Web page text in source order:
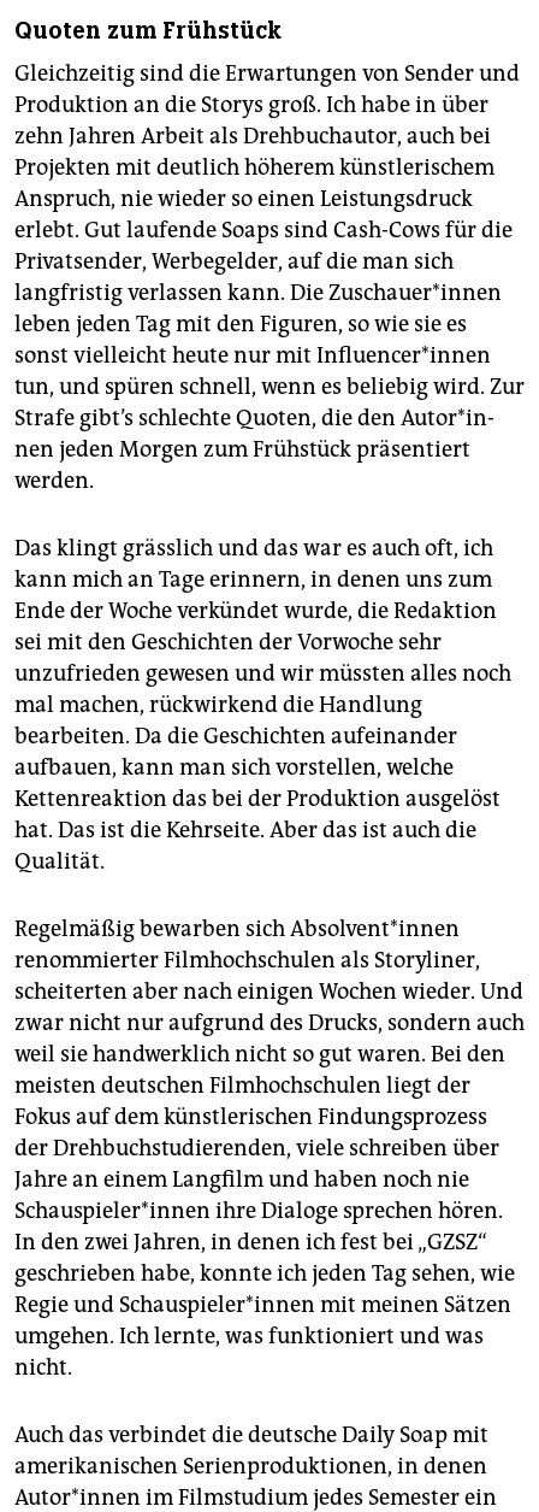
Quoten zum Frühstück
Gleichzeitig sind die Erwartungen von Sender und
Produktion an die Storys groß. Ich habe in über
zehn Jahren Arbeit als Drehbuchautor, auch bei
Projekten mit deutlich höherem künstlerischem
Anspruch, nie wieder so einen Leistungsdruck
erlebt. Gut laufende Soaps sind Cash-Cows für die
Privatsender, Werbegelder, auf die man sich
langfristig verlassen kann. Die Zu­schaue­r*in­nen
leben jeden Tag mit den Figuren, so wie sie es
sonst vielleicht heute nur mit In­flu­en­ce­r*in­nen
tun, und spüren schnell, wenn es beliebig wird. Zur
Strafe gibt’s schlechte Quoten, die den Au­to­r*in­
nen jeden Morgen zum Frühstück präsentiert
werden.
Das klingt grässlich und das war es auch oft, ich
kann mich an Tage erinnern, in denen uns zum
Ende der Woche verkündet wurde, die Redaktion
sei mit den Geschichten der Vorwoche sehr
unzufrieden gewesen und wir müssten alles noch
mal machen, rückwirkend die Handlung
bearbeiten. Da die Geschichten aufeinander
aufbauen, kann man sich vorstellen, welche
Kettenreaktion das bei der Produktion ausgelöst
hat. Das ist die Kehrseite. Aber das ist auch die
Qualität.
Regelmäßig bewarben sich Ab­sol­ven­t*in­nen
renommierter Filmhochschulen als Storyliner,
scheiterten aber nach einigen Wochen wieder. Und
zwar nicht nur aufgrund des Drucks, sondern auch
weil sie handwerklich nicht so gut waren. Bei den
meisten deutschen Filmhochschulen liegt der
Fokus auf dem künstlerischen Findungsprozess
der Drehbuchstudierenden, viele schreiben über
Jahre an einem Langfilm und haben noch nie
Schau­spie­le­r*in­nen ihre Dialoge sprechen hören.
In den zwei Jahren, in denen ich fest bei „GZSZ“
geschrieben habe, konnte ich jeden Tag sehen, wie
Regie und Schau­spie­le­r*in­nen mit meinen Sätzen
umgehen. Ich lernte, was funktioniert und was
nicht.
Auch das verbindet die deutsche Daily Soap mit
amerikanischen Serienproduktionen, in denen
Au­to­r*in­nen im Filmstudium jedes Semester ein